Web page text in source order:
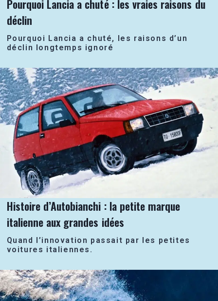
Pourquoi Lancia a chuté : les vraies raisons du
déclin
Pourquoi Lancia a chuté, les raisons d’un
déclin longtemps ignoré
Histoire d’Autobianchi : la petite marque
italienne aux grandes idées
Quand l’innovation passait par les petites
voitures italiennes.